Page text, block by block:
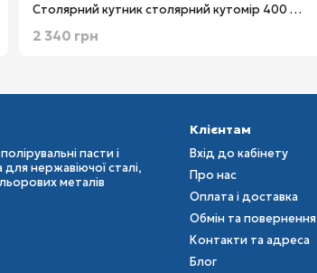
Столярний кутник столярний кутомір 400 мм х 150 мм 8 в 1 BMI 716400182
2 340 грн
пасти і
для нержавіючої сталі,
металів
Клієнтам
Вхід до кабінету
Про нас
Оплата і доставка
Обмін та повернення
Контакти та адреса
Блог